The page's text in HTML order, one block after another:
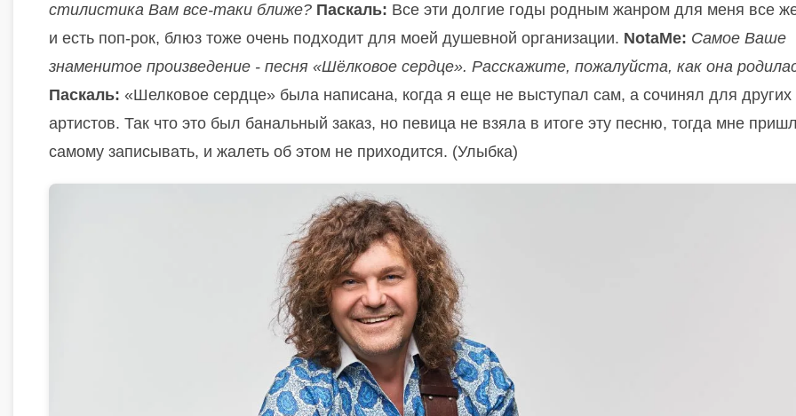
стилистика Вам все-таки ближе? Паскаль: Все эти долгие годы родным жанром для меня все
и есть поп-рок, блюз тоже очень подходит для моей душевной организации. NotaMe: Самое Ваше
знаменитое произведение - песня «Шёлковое сердце». Расскажите, пожалуйста, как она
Паскаль: «Шелковое сердце» была написана, когда я еще не выступал сам, а сочинял для других
артистов. Так что это был банальный заказ, но певица не взяла в итоге эту песню, тогда мне
самому записывать, и жалеть об этом не приходится. (Улыбка)